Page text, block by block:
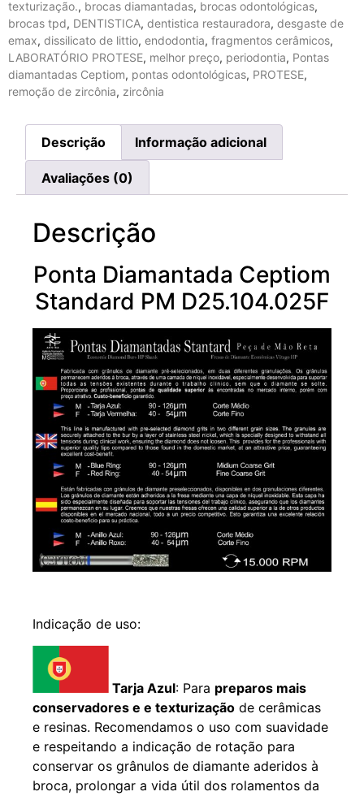
texturização., brocas diamantadas, brocas odontológicas,
brocas tpd, DENTISTICA, dentistica restauradora, desgaste de
emax, dissilicato de littio, endodontia, fragmentos cerâmicos,
LABORATÓRIO PROTESE, melhor preço, periodontia, Pontas
diamantadas Ceptiom, pontas odontológicas, PROTESE,
remoção de zircônia, zircônia
Descrição Informação adicional
Avaliações (0)
Descrição
Ponta Diamantada Ceptiom
Standard PM D25.104.025F
Indicação de uso:
Tarja Azul: Para preparos mais
conservadores e e texturização de cerâmicas
e resinas. Recomendamos o uso com suavidade
e respeitando a indicação de rotação para
conservar os grânulos de diamante aderidos à
broca, prolongar a vida útil dos rolamentos da